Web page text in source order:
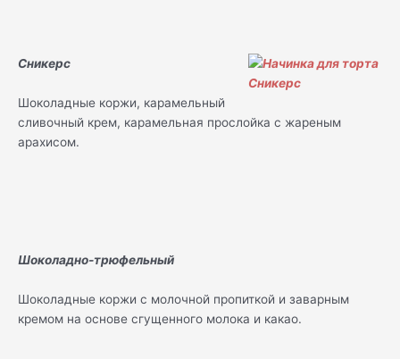
Сникерс
Шоколадные коржи, карамельный
сливочный крем, карамельная прослойка с жареным
арахисом.
Шоколадно-трюфельный
Шоколадные коржи с молочной пропиткой и заварным
кремом на основе сгущенного молока и какао.